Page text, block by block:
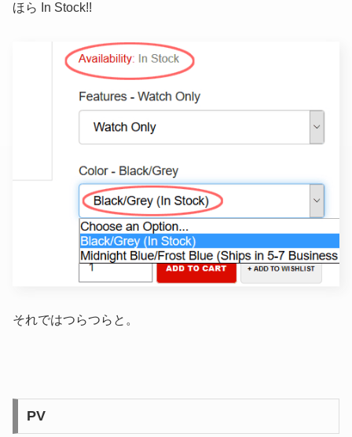
ほら In Stock!!
それではつらつらと。
PV